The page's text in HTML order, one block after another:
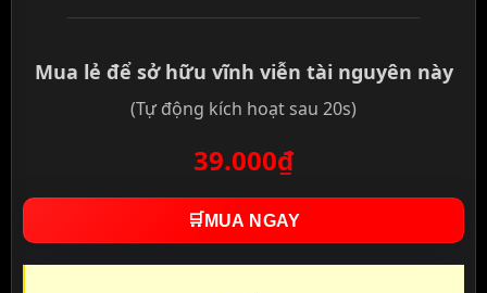
Mua lẻ để sở hữu vĩnh viễn tài nguyên này
(Tự động kích hoạt sau 20s)
39.000₫
🛒 MUA NGAY